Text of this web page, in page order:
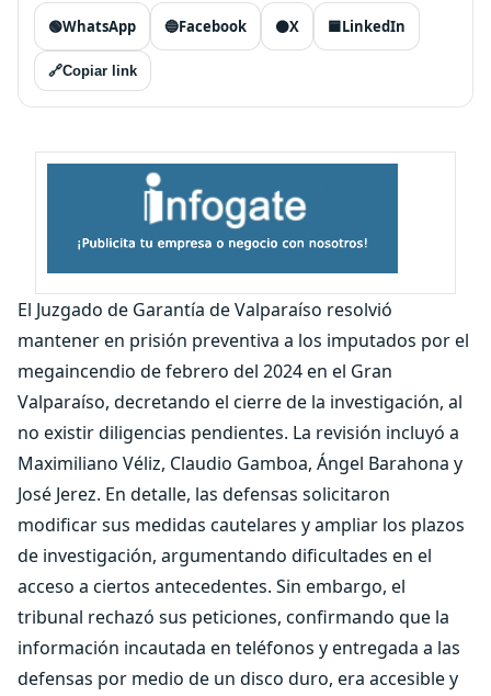
🟢WhatsApp 🔵Facebook ⚫X 🟦LinkedIn
🔗Copiar link
El Juzgado de Garantía de Valparaíso resolvió
mantener en prisión preventiva a los imputados por el
megaincendio de febrero del 2024 en el Gran
Valparaíso, decretando el cierre de la investigación, al
no existir diligencias pendientes. La revisión incluyó a
Maximiliano Véliz, Claudio Gamboa, Ángel Barahona y
José Jerez. En detalle, las defensas solicitaron
modificar sus medidas cautelares y ampliar los plazos
de investigación, argumentando dificultades en el
acceso a ciertos antecedentes. Sin embargo, el
tribunal rechazó sus peticiones, confirmando que la
información incautada en teléfonos y entregada a las
defensas por medio de un disco duro, era accesible y